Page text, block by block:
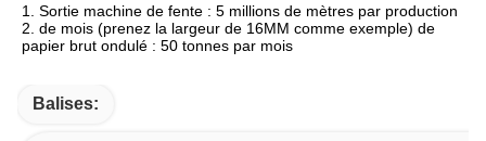
1. Sortie machine de fente : 5 millions de mètres par production
2. de mois (prenez la largeur de 16MM comme exemple) de
papier brut ondulé : 50 tonnes par mois
Balises: